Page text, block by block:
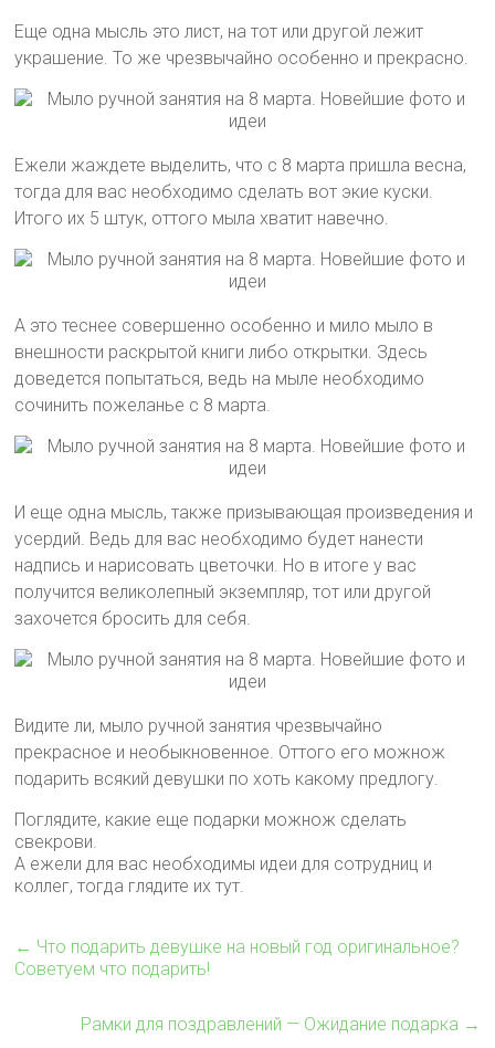
Еще одна мысль это лист, на тот или другой лежит
украшение. То же чрезвычайно особенно и прекрасно.
Ежели жаждете выделить, что с 8 марта пришла весна,
тогда для вас необходимо сделать вот экие куски.
Итого их 5 штук, оттого мыла хватит навечно.
А это теснее совершенно особенно и мило мыло в
внешности раскрытой книги либо открытки. Здесь
доведется попытаться, ведь на мыле необходимо
сочинить пожеланье с 8 марта.
И еще одна мысль, также призывающая произведения и
усердий. Ведь для вас необходимо будет нанести
надпись и нарисовать цветочки. Но в итоге у вас
получится великолепный экземпляр, тот или другой
захочется бросить для себя.
Видите ли, мыло ручной занятия чрезвычайно
прекрасное и необыкновенное. Оттого его можнож
подарить всякий девушки по хоть какому предлогу.
Поглядите, какие еще подарки можнож сделать
свекрови.
А ежели для вас необходимы идеи для сотрудниц и
коллег, тогда глядите их тут.
← Что подарить девушке на новый год оригинальное?
Советуем что подарить!
Рамки для поздравлений — Ожидание подарка →